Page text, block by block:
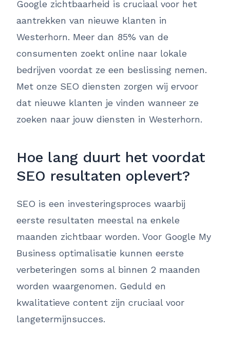
Google zichtbaarheid is cruciaal voor het
aantrekken van nieuwe klanten in
Westerhorn. Meer dan 85% van de
consumenten zoekt online naar lokale
bedrijven voordat ze een beslissing nemen.
Met onze SEO diensten zorgen wij ervoor
dat nieuwe klanten je vinden wanneer ze
zoeken naar jouw diensten in Westerhorn.
Hoe lang duurt het voordat
SEO resultaten oplevert?
SEO is een investeringsproces waarbij
eerste resultaten meestal na enkele
maanden zichtbaar worden. Voor Google My
Business optimalisatie kunnen eerste
verbeteringen soms al binnen 2 maanden
worden waargenomen. Geduld en
kwalitatieve content zijn cruciaal voor
langetermijnsucces.